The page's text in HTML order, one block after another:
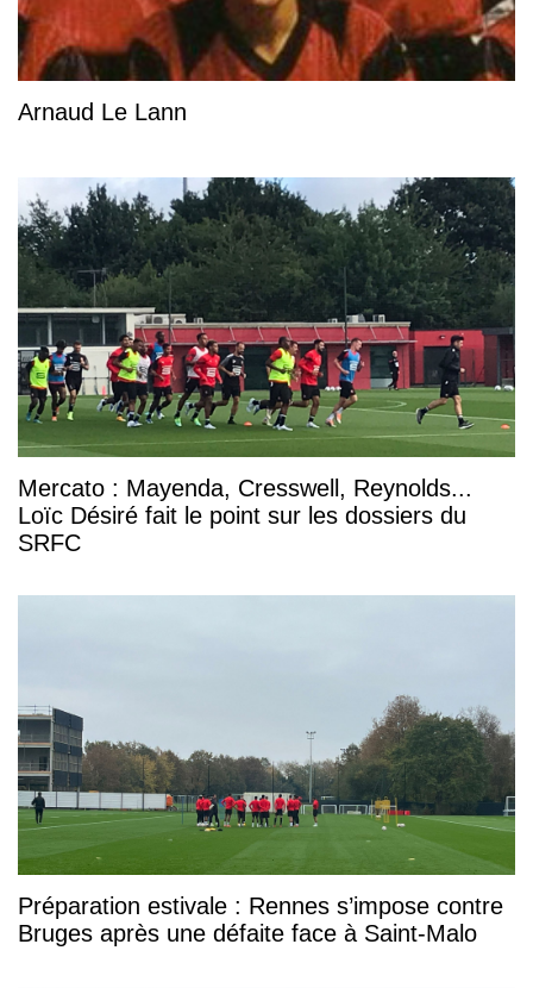
Arnaud Le Lann
Mercato : Mayenda, Cresswell, Reynolds...
Loïc Désiré fait le point sur les dossiers du
SRFC
Préparation estivale : Rennes s’impose contre
Bruges après une défaite face à Saint-Malo